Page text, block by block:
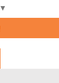
▼